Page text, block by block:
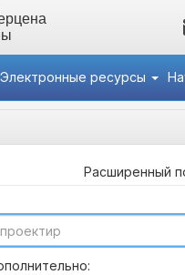
Электронные ресурсы
Расширенный